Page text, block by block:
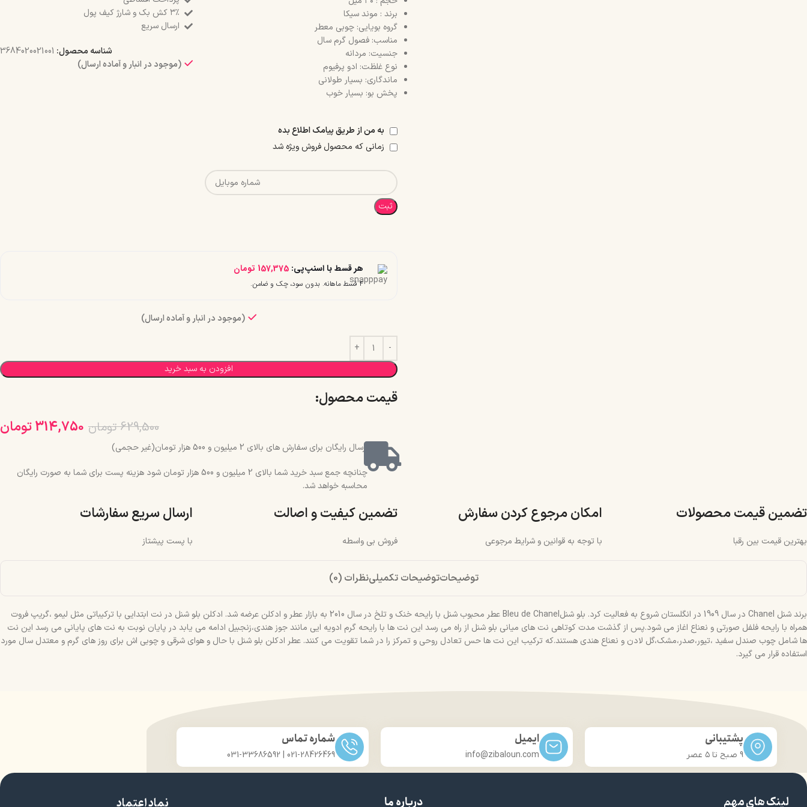
برند : موند سیکا
گروه بویایی: چوبی معطر
مناسب: فصول گرم سال
جنسیت: مردانه
نوع غلظت: ادو پرفیوم
ماندگاری: بسیار طولانی
پخش بو: بسیار خوب
به من از طریق پیامک اطلاع بده
زمانی که محصول فروش ویژه شد
ثبت
۳٪ کش بک و شارژ کیف پول
ارسال سریع
شناسه محصول: 3684020021001
(موجود در انبار و آماده ارسال)
هر قسط با اسنپ‌پی: 157,375 تومان
۴ قسط ماهانه. بدون سود، چک و ضامن.
(موجود در انبار و آماده ارسال)
افزودن به سبد خرید
قیمت محصول:​
629,500 تومان 314,750تومان
ارسال رایگان برای سفارش های بالای 2 میلیون و 500 هزار تومان(غیر حجمی)
چنانچه جمع سبد خرید شما بالای 2 میلیون و 500 هزار تومان شود هزینه پست برای شما به صورت رایگان
محاسبه خواهد شد.
تضمین قیمت محصولات
بهترین قیمت بین رقبا
امکان مرجوع کردن سفارش
با توجه به قوانین و شرایط مرجوعی
تضمین کیفیت و اصالت
فروش بی واسطه
ارسال سریع سفارشات
با پست پیشتاز
توضیحاتتوضیحات تکمیلینظرات (0)
برند شنل Chanel در سال 1909 در انگلستان شروع به فعالیت کرد. بلو شنلBleu de Chanel عطر محبوب شنل با رایحه خنک و تلخ در سال 2010 به بازار عطر و ادکلن عرضه شد. ادکلن بلو شنل در نت ابتدایی با ترکیباتی مثل لیمو ،گریپ فروت
همراه با رایحه فلفل صورتی و نعناع اغاز می شود.پس از گذشت مدت کوتاهی نت های میانی بلو شنل از راه می رسد این نت ها با رایحه گرم ادویه ایی مانند جوز هندی،زنجبیل ادامه می یابد در پایان نوبت به نت های پایانی می رسد این نت
ها شامل چوب صندل سفید ،تیور،صدر،مشک،گل لادن و نعناع هندی هستند.که ترکیب این نت ها حس تعادل روحی و تمرکز را در شما تقویت می کنند. عطر ادکلن بلو شنل با حال و هوای شرقی و چوبی اش برای روز های گرم و معتدل سال مورد
استفاده قرار می گیرد.
پشتیبانی
9 صبح تا ۵ عصر
ایمیل
info@zibaloun.com
شماره تماس
021-28426469 | 031-33686592
لینک های مهم درباره ما